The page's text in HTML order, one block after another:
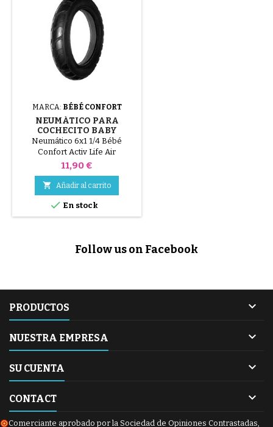
MARCA: BÉBÉ CONFORT
NEUMÁTICO PARA
COCHECITO BABY
COMFORT ACTIV LIFE AIR
Neumático 6x1 1/4 Bébé
Confort Activ Life Air
Precio
11,90 €
 Añadir al carrito
 En stock
Follow us on Facebook
PRODUCTOS 
NUESTRA EMPRESA 
SU CUENTA 
CONTACT 
Comerciante aprobado por la Sociedad de Opiniones Contrastadas,